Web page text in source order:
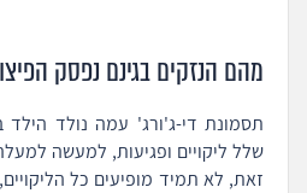
מהם הנזקים בגינם נפסק
תסמונת די-ג'ורג' עמה נולד
זאת, לא תמיד מופיעים כל